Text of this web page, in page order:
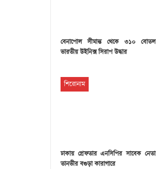
বেনাপোল সীমান্ত থেকে ৩১০ বোতল
ভারতীয় উইনিক্স সিরাপ উদ্ধার
শিরোনাম
ঢাকায় গ্রেফতার এনসিপির সাবেক নেতা
তানভীর বগুড়া কারাগারে